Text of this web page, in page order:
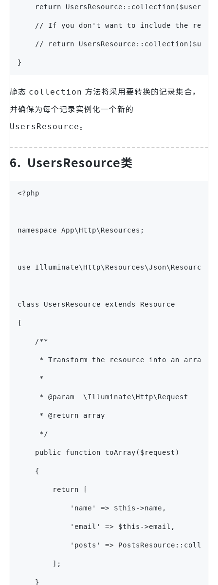
return UsersResource::collection($user-
// If you don't want to include the
// return
}
静态 collection 方法将采用要转换的记录集合，
并确保为每个记录实例化一个新的
UsersResource。
6. UsersResource类
<?php
namespace App\Http\Resources;
use Illuminate\Http\Resources\Json\Resource;
class UsersResource extends Resource
{
    /**
     * Transform the resource into an array.
     *
     * @param  \Illuminate\Http\Request
     * @return array
     */
    public function toArray($request)
    {
        return [
            'name' => $this->name,
            'email' => $this->email,
'posts' =>
        ];
    }